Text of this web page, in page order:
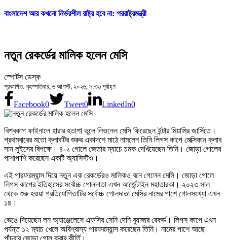
বাংলাদেশ আর কখনো নির্ভরশীল রাষ্ট্র হবে না: পররাষ্ট্রমন্ত্রী
নতুন রেকর্ডের মালিক হলেন মেসি
স্পোর্টস ডেস্ক
প্রকাশিত: বৃহস্পতিবার, ৬ আগস্ট, ২০২৬, ৯:৩৬ পূর্বাহ্ণ
Facebook0 Tweet0 LinkedIn0
বিশ্বকাপ ফাইনালে হারার হতাশা ভুলে লিওনেল মেসি ফিরেছেন ইন্টার মিয়ামির জার্সিতে।
প্রথমবারের মতো ক্লাবটির শুরুর একাদশে মাঠে নামলেন তিনি লিগস কাপে মেক্সিকান ক্লাব
সান লুইসের বিপক্ষে। ৪-২ গোলে জেতার ম্যাচে চমক দেখিয়েছেন তিনি। জোড়া গোলের
পাশাপাশি করেছেন একটি অ্যাসিস্টও।
এই পারফরম্যান্স দিয়ে নতুন এক রেকর্ডেরও মালিকও বনে গেলেন মেসি। জোড়া গোলে
লিগস কাপের ইতিহাসের সর্বোচ্চ গোলদাতা এখন আর্জেন্টাইন মহাতারকা। ২০২৩ সাল
থেকে শুরু হওয়া প্রতিযোগিতাটির সর্বোচ্চ গোলদাতা মেসির নামের পাশে গোলসংখ্যা এখন
১৪।
ভেঙে দিয়েছেন লন অ্যাঞ্জেলেসে এফসির সেনি দেনি বুয়াঙ্গার রেকর্ড। লিগস কাপে এখন
পর্যন্ত ১২ ম্যাচ খেলে অবিশ্বাস্য পারফরম্যান্স করেছেন তিনি। নামের পাশে আছে
পাঁচবার জোড়া গোল করার কীর্তি।